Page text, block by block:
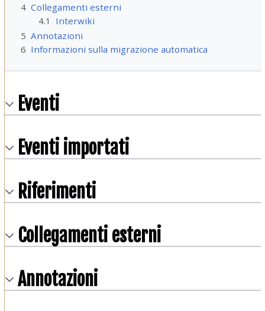
4 Collegamenti esterni
4.1
Interwiki
5 Annotazioni
6 Informazioni sulla migrazione automatica
Eventi
Eventi importati
Riferimenti
Collegamenti esterni
Annotazioni